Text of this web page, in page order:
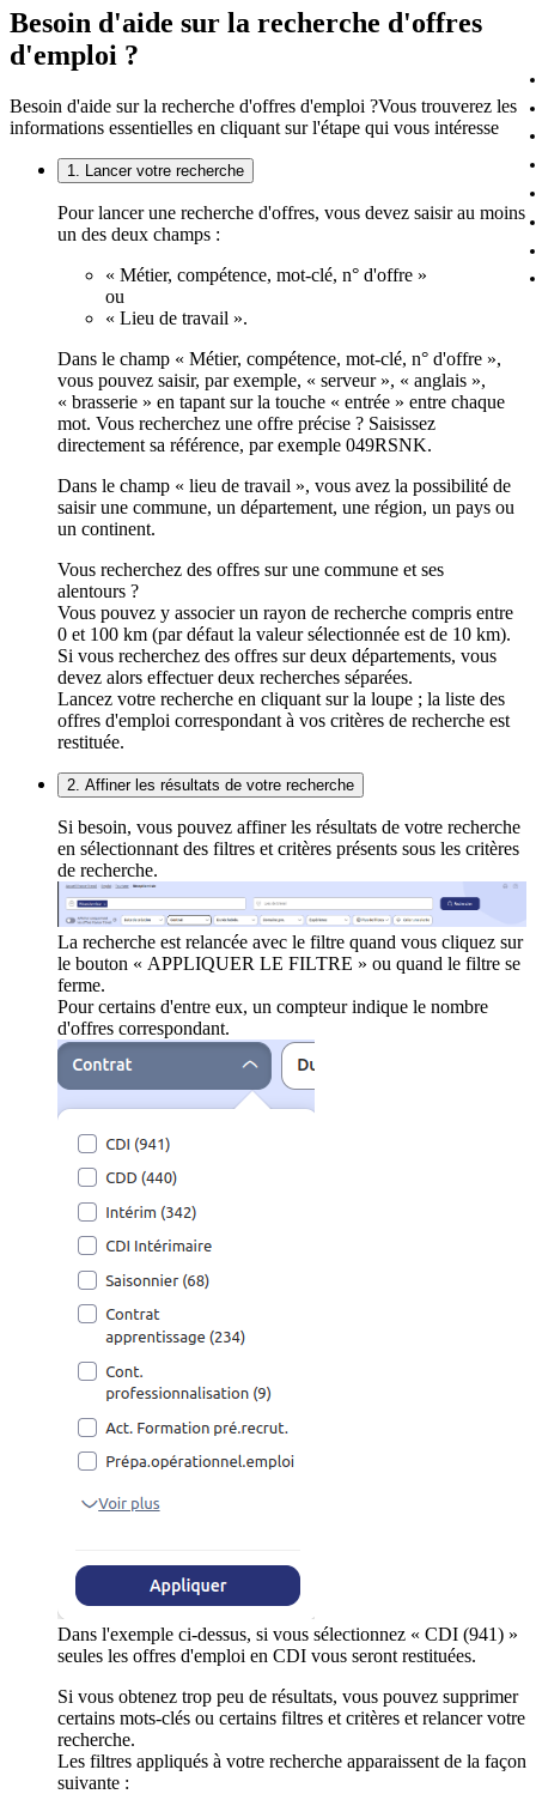
Besoin d'aide sur la recherche d'offres
d'emploi ?
Besoin d'aide sur la recherche d'offres d'emploi ?Vous trouverez les
informations essentielles en cliquant sur l'étape qui vous intéresse
1. Lancer votre recherche
Pour lancer une recherche d'offres, vous devez saisir au moins
un des deux champs :
« Métier, compétence, mot-clé, n° d'offre »
ou
« Lieu de travail ».
Dans le champ « Métier, compétence, mot-clé, n° d'offre »,
vous pouvez saisir, par exemple, « serveur », « anglais »,
« brasserie » en tapant sur la touche « entrée » entre chaque
mot. Vous recherchez une offre précise ? Saisissez
directement sa référence, par exemple 049RSNK.
Dans le champ « lieu de travail », vous avez la possibilité de
saisir une commune, un département, une région, un pays ou
un continent.
Vous recherchez des offres sur une commune et ses
alentours ?
Vous pouvez y associer un rayon de recherche compris entre
0 et 100 km (par défaut la valeur sélectionnée est de 10 km).
Si vous recherchez des offres sur deux départements, vous
devez alors effectuer deux recherches séparées.
Lancez votre recherche en cliquant sur la loupe ; la liste des
offres d'emploi correspondant à vos critères de recherche est
restituée.
2. Affiner les résultats de votre recherche
Si besoin, vous pouvez affiner les résultats de votre recherche
en sélectionnant des filtres et critères présents sous les critères
de recherche.
La recherche est relancée avec le filtre quand vous cliquez sur
le bouton « APPLIQUER LE FILTRE » ou quand le filtre se
ferme.
Pour certains d'entre eux, un compteur indique le nombre
d'offres correspondant.
Dans l'exemple ci-dessus, si vous sélectionnez « CDI (941) »
seules les offres d'emploi en CDI vous seront restituées.
Si vous obtenez trop peu de résultats, vous pouvez supprimer
certains mots-clés ou certains filtres et critères et relancer votre
recherche.
Les filtres appliqués à votre recherche apparaissent de la façon
suivante :